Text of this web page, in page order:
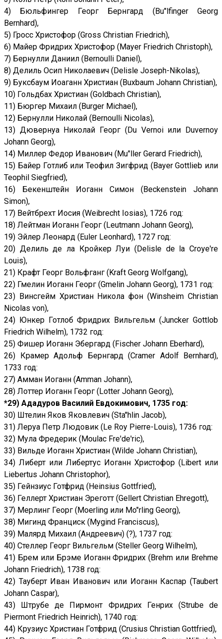
4) Бюльфингер Георг Бернгард (Bu"lfinger Georg
Bernhard),
5) Гросс Христофор (Gross Christian Friedrich),
6) Майер Фридрих Христофор (Mayer Friedrich Christoph),
7) Бернулли Даниил (Bernoulli Daniel),
8) Делиль Осип Николаевич (Delisle Joseph-Nikolas),
9) Буксбаум Иоаганн Христиан (Buxbaum Johann Christian),
10) Гольдбах Христиан (Goldbach Christian),
11) Бюргер Михаил (Burger Michael),
12) Бернулли Николай (Bernoulli Nicolas),
13) Дювернуа Николай Георг (Du Vernoi или Duvernoy
Johann Georg),
14) Миллер Федор Иванович (Mu"ller Gerard Friedrich),
15) Байер Готлиб или Теофил Зигфрид (Bayer Gottlieb или
Teophil Siegfried),
16) Бекенштейн Иоганн Симон (Beckenstein Johann
Simon),
17) Вейтбрехт Иосия (Weibrecht Iosias), 1726 год:
18) Лейтман Иоганн Георг (Leutmann Johann Georg),
19) Эйлер Леонард (Euler Leonhard), 1727 год:
20) Делиль де ла Кройкер Луи (Delisle de la Croye're
Louis),
21) Крафт Георг Вольфганг (Kraft Georg Wolfgang),
22) Гмелин Иоганн Георг (Gmelin Johann Georg), 1731 год:
23) Винсгейм Христиан Никола фон (Winsheim Christian
Nicolas von),
24) Юнкер Готлоб Фридрих Вильгельм (Juncker Gottlob
Friedrich Wilhelm), 1732 год:
25) Фишер Иоганн Эбергард (Fischer Johann Eberhard),
26) Крамер Адольф Бернгард (Cramer Adolf Bernhard),
1733 год:
27) Амман Иоганн (Amman Johann),
28) Лоттер Иоганн Георг (Lotter Johann Georg),
*29) Ададуров Василий Евдокимович, 1735 год:
30) Штелин Яков Яковлевич (Sta"hlin Jacob),
31) Леруа Петр Людовик (Le Roy Pierre-Louis), 1736 год:
32) Мула Фредерик (Moulac Fre'de'ric),
33) Вильде Иоганн Христиан (Wilde Johann Christian),
34) Либерт или Либертус Иоганн Христофор (Libert или
Liebertus Johann Christophor),
35) Гейнзиус Готфрид (Heinsius Gottfried),
36) Геллерт Христиан Эреготт (Gellert Christian Ehregott),
37) Мерлинг Георг (Moerling или Mo"rling Georg),
38) Мигинд Франциск (Mygind Franciscus),
39) Малярд Михаил (Андреевич) (?), 1737 год:
40) Стеллер Георг Вильгельм (Steller Georg Wilhelm),
41) Брем или Брэме Иоганн Фридрих (Brehm или Brehme
Johann Friedrich), 1738 год:
42) Тауберт Иван Иванович или Иоганн Каспар (Taubert
Johann Caspar),
43) Штрубе де Пирмонт Фридрих Генрих (Strube de
Piermont Friedrich Heinrich), 1740 год:
44) Крузиус Христиан Готфрид (Crusius Christian Gottfried),